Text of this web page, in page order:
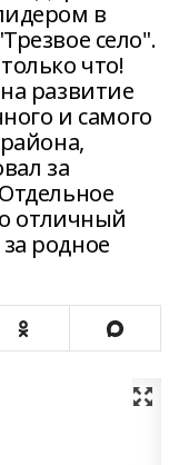
в
село".
что!
развитие
и самого
за
отличный
родное